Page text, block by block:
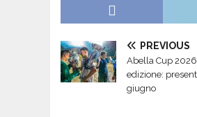
PREVIOUS
Abella Cup
edizione:
giugno